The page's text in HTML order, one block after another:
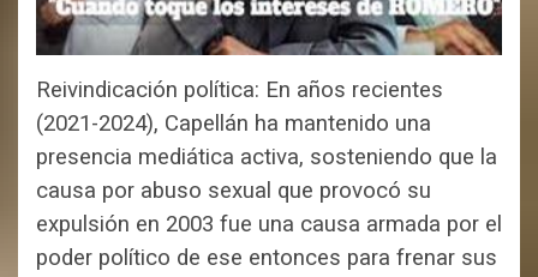
Reivindicación política: En años recientes
(2021-2024), Capellán ha mantenido una
presencia mediática activa, sosteniendo que la
causa por abuso sexual que provocó su
expulsión en 2003 fue una causa armada por el
poder político de ese entonces para frenar sus